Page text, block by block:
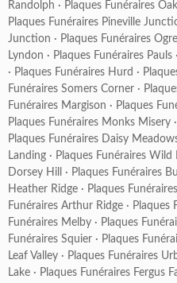
Randolph · Plaques Funéraires
Plaques Funéraires Pineville
Junction · Plaques Funéraires
Lyndon · Plaques Funéraires Pauls ·
· Plaques Funéraires Hurd ·
Funéraires Somers Corner ·
Funéraires Margison · Plaques
Plaques Funéraires Monks Misery ·
Plaques Funéraires Daisy
Landing · Plaques Funéraires Wild
Dorsey Hill
· Plaques Funéraires
Heather Ridge · Plaques
Funéraires Arthur Ridge · Plaques
Funéraires Melby · Plaques
Funéraires Squier · Plaques
Leaf Valley · Plaques Funéraires
Lake · Plaques Funéraires Fergus